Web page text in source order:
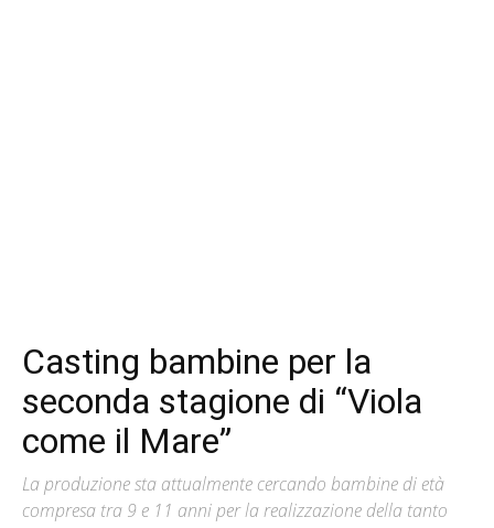
Casting bambine per la
seconda stagione di “Viola
come il Mare”
La produzione sta attualmente cercando bambine di età
compresa tra 9 e 11 anni per la realizzazione della tanto